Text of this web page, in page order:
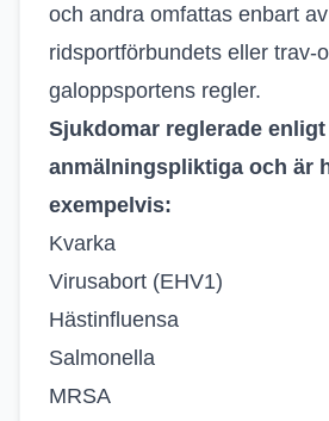
och andra omfattas enbart av
ridsportförbundets eller trav-
galoppsportens regler.
Sjukdomar reglerade
anmälningspliktiga och är
exempelvis:
Kvarka
Virusabort (EHV1)
Hästinfluensa
Salmonella
MRSA